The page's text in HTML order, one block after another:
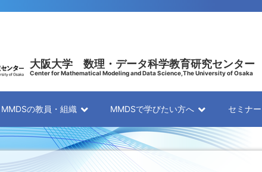
大阪大学 数理・データ科学教育研究センター
Center for Mathematical Modeling and Data Science,The University of Osaka
MMDSの教員・組織 MMDSで学びたい方へ セミナ